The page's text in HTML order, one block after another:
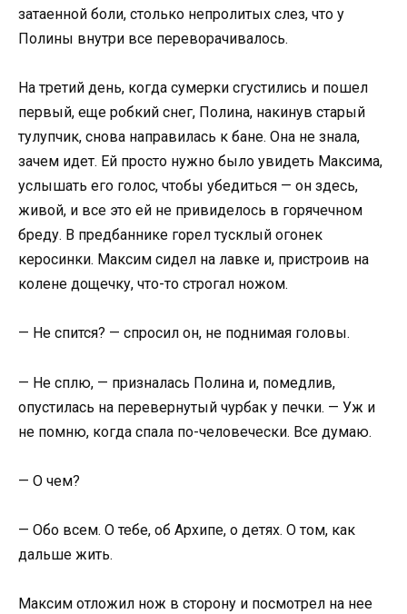
затаенной боли, столько непролитых слез, что у
Полины внутри все переворачивалось.
На третий день, когда сумерки сгустились и пошел
первый, еще робкий снег, Полина, накинув старый
тулупчик, снова направилась к бане. Она не знала,
зачем идет. Ей просто нужно было увидеть Максима,
услышать его голос, чтобы убедиться — он здесь,
живой, и все это ей не привиделось в горячечном
бреду. В предбаннике горел тусклый огонек
керосинки. Максим сидел на лавке и, пристроив на
колене дощечку, что-то строгал ножом.
— Не спится? — спросил он, не поднимая головы.
— Не сплю, — призналась Полина и, помедлив,
опустилась на перевернутый чурбак у печки. — Уж и
не помню, когда спала по-человечески. Все думаю.
— О чем?
— Обо всем. О тебе, об Архипе, о детях. О том, как
дальше жить.
Максим отложил нож в сторону и посмотрел на нее